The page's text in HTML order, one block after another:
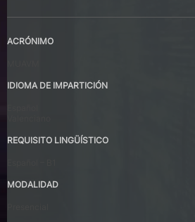
ACRÓNIMO
IDIOMA DE IMPARTICIÓN
REQUISITO LINGÜÍSTICO
MODALIDAD